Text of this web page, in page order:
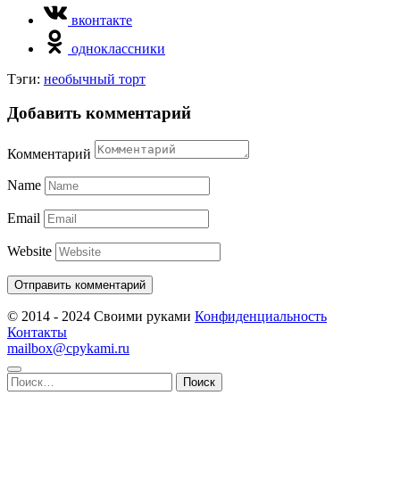
вконтакте
одноклассники
Тэги: необычный торт
Добавить комментарий
Комментарий
Name
Email
Website
© 2014 - 2024 Своими руками Конфиденциальность
Контакты
mailbox@cpykami.ru
Найти: